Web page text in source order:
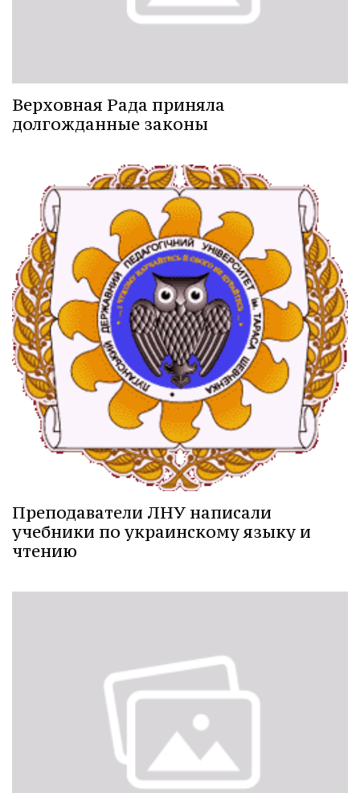
Верховная Рада приняла
долгожданные законы
Преподаватели ЛНУ написали
учебники по украинскому языку и
чтению